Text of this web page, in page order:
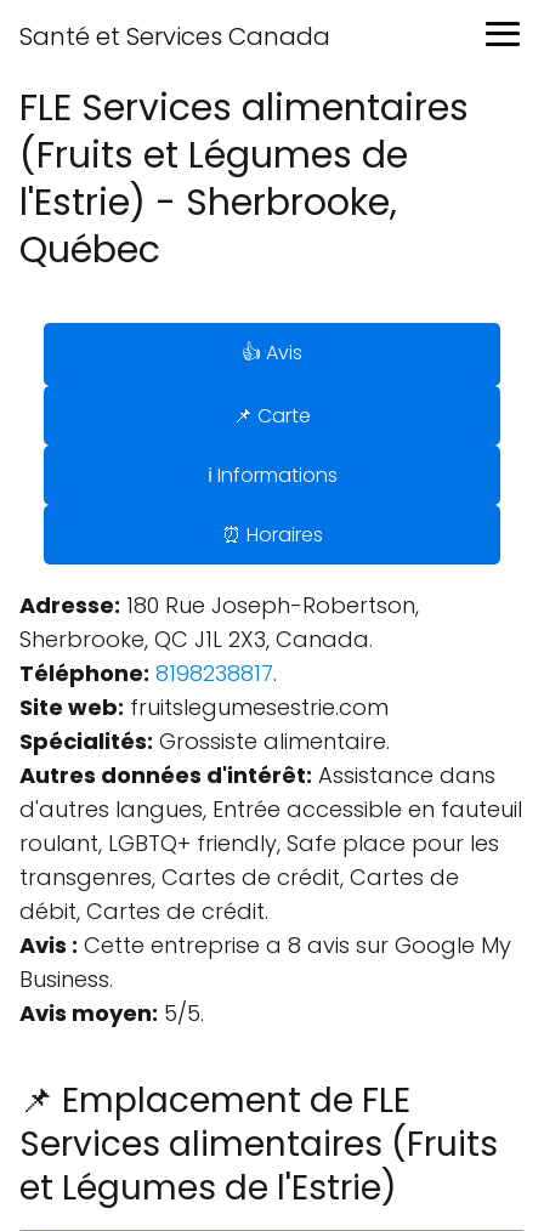
Santé et Services Canada
FLE Services alimentaires
(Fruits et Légumes de
l'Estrie) - Sherbrooke,
Québec
👍 Avis
📌 Carte
ℹ️ Informations
⏰ Horaires
Adresse: 180 Rue Joseph-Robertson,
Sherbrooke, QC J1L 2X3, Canada.
Téléphone: 8198238817.
Site web: fruitslegumesestrie.com
Spécialités: Grossiste alimentaire.
Autres données d'intérêt: Assistance dans
d'autres langues, Entrée accessible en fauteuil
roulant, LGBTQ+ friendly, Safe place pour les
transgenres, Cartes de crédit, Cartes de
débit, Cartes de crédit.
Avis : Cette entreprise a 8 avis sur Google My
Business.
Avis moyen: 5/5.
📌 Emplacement de FLE
Services alimentaires (Fruits
et Légumes de l'Estrie)